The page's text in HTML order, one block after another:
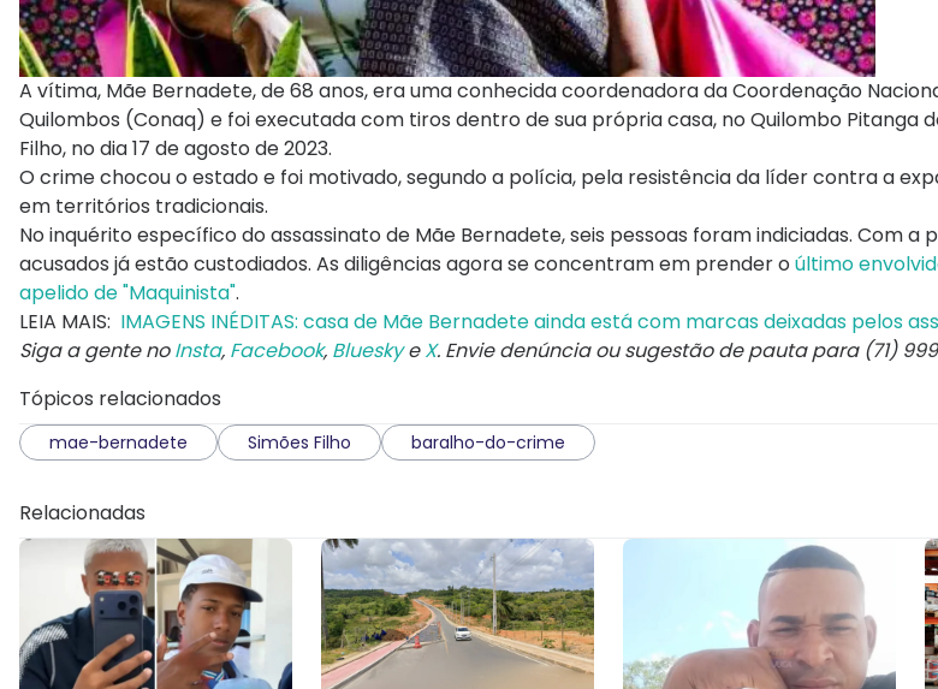
A vítima, Mãe Bernadete, de 68 anos, era uma conhecida coordenadora da Coordenação
Quilombos (Conaq) e foi executada com tiros dentro de sua própria casa, no Quilombo Pitanga
Filho, no dia 17 de agosto de 2023.
O crime chocou o estado e foi motivado, segundo a polícia, pela resistência da líder contra a
em territórios tradicionais.
No inquérito específico do assassinato de Mãe Bernadete, seis pessoas foram indiciadas. Com a
acusados já estão custodiados. As diligências agora se concentram em prender o último
apelido de "Maquinista".
LEIA MAIS: IMAGENS INÉDITAS: casa de Mãe Bernadete ainda está com marcas deixadas pelos
Siga a gente noInsta, Facebook, BlueskyeX. Envie denúncia ou sugestão de pauta para (71)
Tópicos relacionados
mae-bernadete Simões Filho baralho-do-crime
Relacionadas